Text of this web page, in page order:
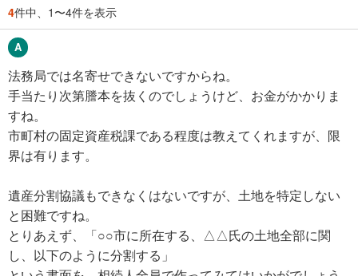
4件中、1〜4件を表示
法務局では名寄せできないですからね。
手当たり次第謄本を抜くのでしょうけど、お金がかかりま
すね。
市町村の固定資産税課である程度は教えてくれますが、限
界は有ります。
遺産分割協議もできなくはないですが、土地を特定しない
と困難ですね。
とりあえず、「○○市に所在する、△△氏の土地全部に関
し、以下のように分割する」